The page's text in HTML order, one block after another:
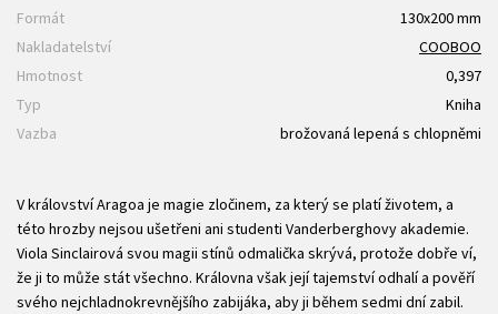
Formát
130x200 mm
Nakladatelství
COOBOO
Hmotnost
0,397
Typ
Kniha
Vazba
brožovaná lepená s chlopněmi
V království Aragoa je magie zločinem, za který se platí životem, a
této hrozby nejsou ušetřeni ani studenti Vanderberghovy akademie.
Viola Sinclairová svou magii stínů odmalička skrývá, protože dobře ví,
že ji to může stát všechno. Královna však její tajemství odhalí a pověří
svého nejchladnokrevnějšího zabijáka, aby ji během sedmi dní zabil.